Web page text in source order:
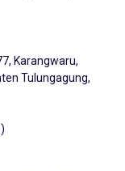
Karangwaru,
Tulungagung,